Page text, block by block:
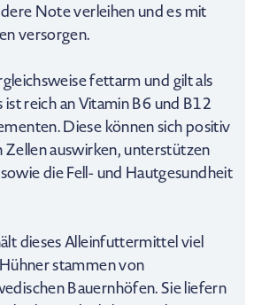
Note verleihen und es mit
versorgen.
fettarm und gilt als
ist reich an Vitamin B6 und B12
Diese können sich positiv
Zellen auswirken, unterstützen
die Fell- und Hautgesundheit
dieses Alleinfuttermittel viel
stammen von
Bauernhöfen. Sie liefern